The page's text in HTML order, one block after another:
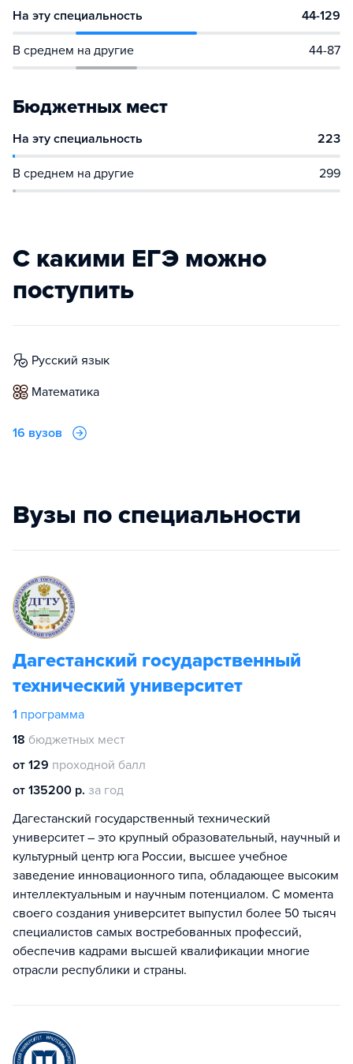
На эту специальность 44-129
В среднем на другие 44-87
Бюджетных мест
На эту специальность 223
В среднем на другие 299
С какими ЕГЭ можно
поступить
русский язык
математика
16 вузов
Вузы по специальности
Дагестанский государственный
технический университет
1 программа
18 бюджетных мест
от 129 проходной балл
от 135200 р. за год
Дагестанский государственный технический
университет – это крупный образовательный, научный и
культурный центр юга России, высшее учебное
заведение инновационного типа, обладающее высоким
интеллектуальным и научным потенциалом. С момента
своего создания университет выпустил более 50 тысяч
специалистов самых востребованных профессий,
обеспечив кадрами высшей квалификации многие
отрасли республики и страны.